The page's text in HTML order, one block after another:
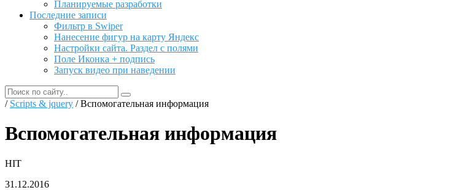
Планируемые разработки
Последние записи
Фильтр в Swiper
Нанесение фигур на карту Яндекс
Настройки сайта. Раздел с полями
Поле Иконка + подпись
Запуск видео при наведении
/ Scripts & jquery / Вспомогательная информация
Вспомогательная информация
HIT
31.12.2016